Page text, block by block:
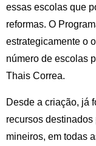
essas escolas que
reformas. O
estrategicamente o
número de escolas
Thais Correa.
Desde a criação, já
recursos
mineiros, em todas